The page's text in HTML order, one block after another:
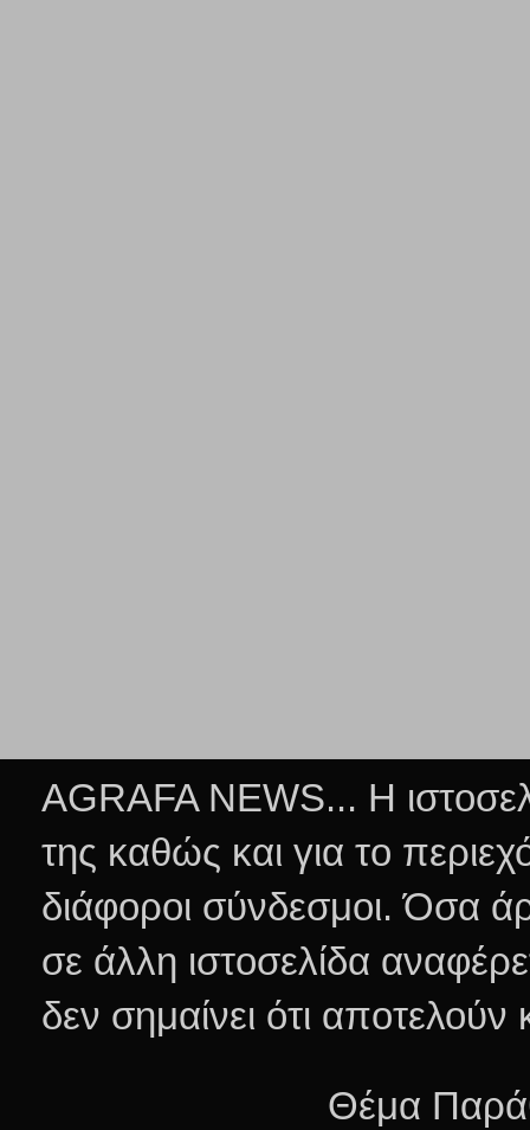
AGRAFA NEWS... Η
της καθώς και για το
διάφοροι σύνδεσμοι.Όσα
σε άλλη ιστοσελίδα
δεν σημαίνει ότι
Θέμα